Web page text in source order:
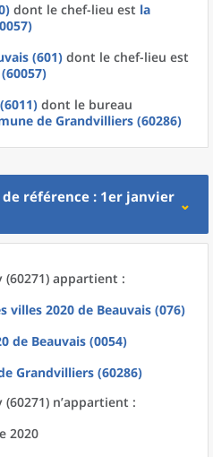
dont le chef-lieu est la
(601) dont le chef-lieu est
dont le bureau
de Grandvilliers (60286)
de référence : 1er janvier
(60271) appartient :
villes 2020 de Beauvais (076)
de Beauvais (0054)
Grandvilliers (60286)
(60271) n’appartient :
2020